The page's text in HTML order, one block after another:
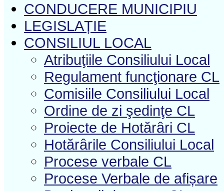
CONDUCERE MUNICIPIU
LEGISLAȚIE
CONSILIUL LOCAL
Atribuţiile Consiliului Local
Regulament funcţionare CL
Comisiile Consiliului Local
Ordine de zi şedinţe CL
Proiecte de Hotărâri CL
Hotărârile Consiliului Local
Procese verbale CL
Procese Verbale de afișare